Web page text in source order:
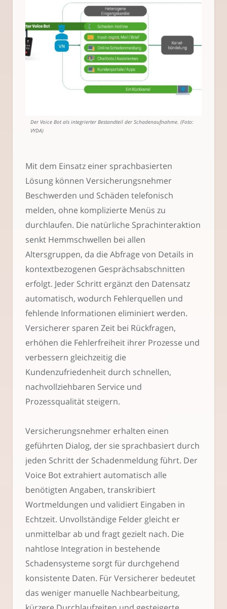
Der Voice Bot als integrierter Bestandteil der Schadenaufnahme. (Foto:
VYDA)
Mit dem Einsatz einer sprachbasierten
Lösung können Versicherungsnehmer
Beschwerden und Schäden telefonisch
melden, ohne komplizierte Menüs zu
durchlaufen. Die natürliche Sprachinteraktion
senkt Hemmschwellen bei allen
Altersgruppen, da die Abfrage von Details in
kontextbezogenen Gesprächsabschnitten
erfolgt. Jeder Schritt ergänzt den Datensatz
automatisch, wodurch Fehlerquellen und
fehlende Informationen eliminiert werden.
Versicherer sparen Zeit bei Rückfragen,
erhöhen die Fehlerfreiheit ihrer Prozesse und
verbessern gleichzeitig die
Kundenzufriedenheit durch schnellen,
nachvollziehbaren Service und
Prozessqualität steigern.
Versicherungsnehmer erhalten einen
geführten Dialog, der sie sprachbasiert durch
jeden Schritt der Schadenmeldung führt. Der
Voice Bot extrahiert automatisch alle
benötigten Angaben, transkribiert
Wortmeldungen und validiert Eingaben in
Echtzeit. Unvollständige Felder gleicht er
unmittelbar ab und fragt gezielt nach. Die
nahtlose Integration in bestehende
Schadensysteme sorgt für durchgehend
konsistente Daten. Für Versicherer bedeutet
das weniger manuelle Nachbearbeitung,